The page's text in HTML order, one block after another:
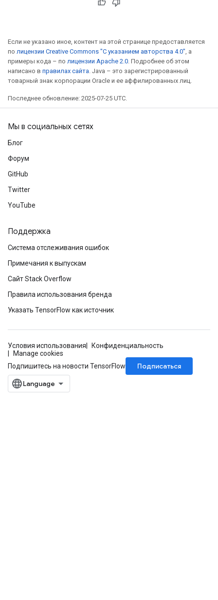
Если не указано иное, контент на этой странице предоставляется
по лицензии Creative Commons "С указанием авторства 4.0" , а
примеры кода – по лицензии Apache 2.0 . Подробнее об этом
написано в правилах сайта . Java – это зарегистрированный
товарный знак корпорации Oracle и ее аффилированных лиц.
Последнее обновление: 2025-07-25 UTC.
Мы в социальных сетях
Блог
Форум
GitHub
Twitter
YouTube
Поддержка
Система отслеживания ошибок
Примечания к выпускам
Сайт Stack Overflow
Правила использования бренда
Указать TensorFlow как источник
Условия использования
Конфиденциальность
Manage cookies
Подпишитесь на новости TensorFlow
Подписаться